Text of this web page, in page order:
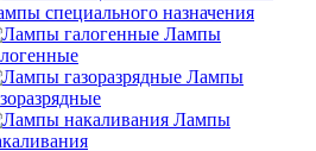
специального назначения
Лампы
Лампы
Лампы